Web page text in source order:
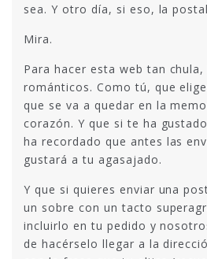
sea. Y otro día, si eso, la
Mira.
Para hacer esta web tan
románticos. Como tú, que
que se va a quedar en la
corazón. Y que si te ha
ha recordado que antes las
gustará a tu agasajado.
Y que si quieres enviar una
un sobre con un tacto
incluirlo en tu pedido y
de hacérselo llegar a la